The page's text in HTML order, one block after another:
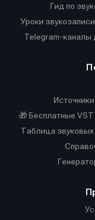
Гид по
Уроки звукозаписи
Telegram-каналы
🎁 Бесплатные VST
Таблица звуковых